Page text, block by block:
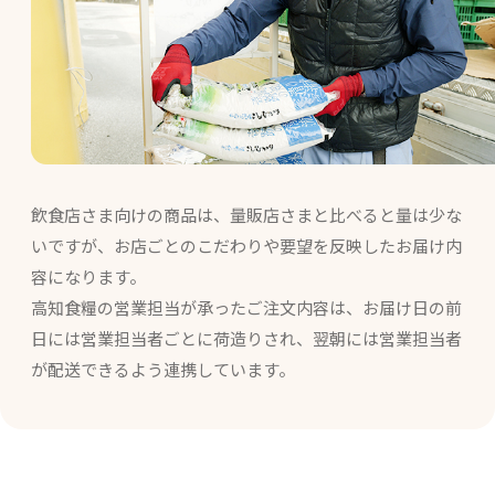
飲食店さま向けの商品は、量販店さまと比べると量は少な
いですが、お店ごとのこだわりや要望を反映したお届け内
容になります。
高知食糧の営業担当が承ったご注文内容は、お届け日の前
日には営業担当者ごとに荷造りされ、翌朝には営業担当者
が配送できるよう連携しています。